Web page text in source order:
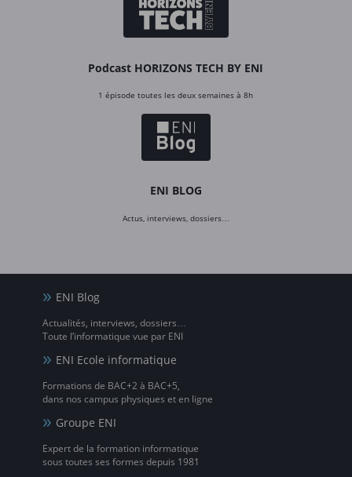
Podcast HORIZONS TECH BY ENI
1 épisode toutes les deux semaines à 8h
ENI BLOG
Actus, interviews, dossiers…
ENI Blog
Actualités, interviews, dossiers…
Toute l’informatique vue par ENI
ENI Ecole informatique
Formations de BAC+2 à BAC+5,
dans nos campus physiques et en ligne
Groupe ENI
Expert de la formation informatique
sous toutes ses formes depuis 1981